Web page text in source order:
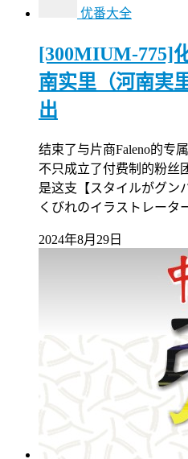
优番大全
[300MIUM-775]
南实里（河南実
出
结束了与片商Faleno的专
不只成立了付费制的粉丝
是这支【スタイルがグン
くびれのイラストレータ
2024年8月29日